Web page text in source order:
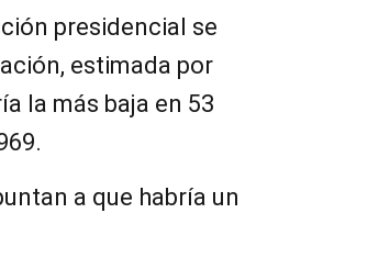
presidencial se
estimada por
la más baja en 53
a que habría un